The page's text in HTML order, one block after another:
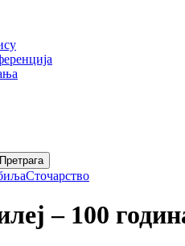
Претрага
Сточарство
– 100